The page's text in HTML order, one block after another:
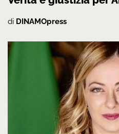
di DINAMOpress